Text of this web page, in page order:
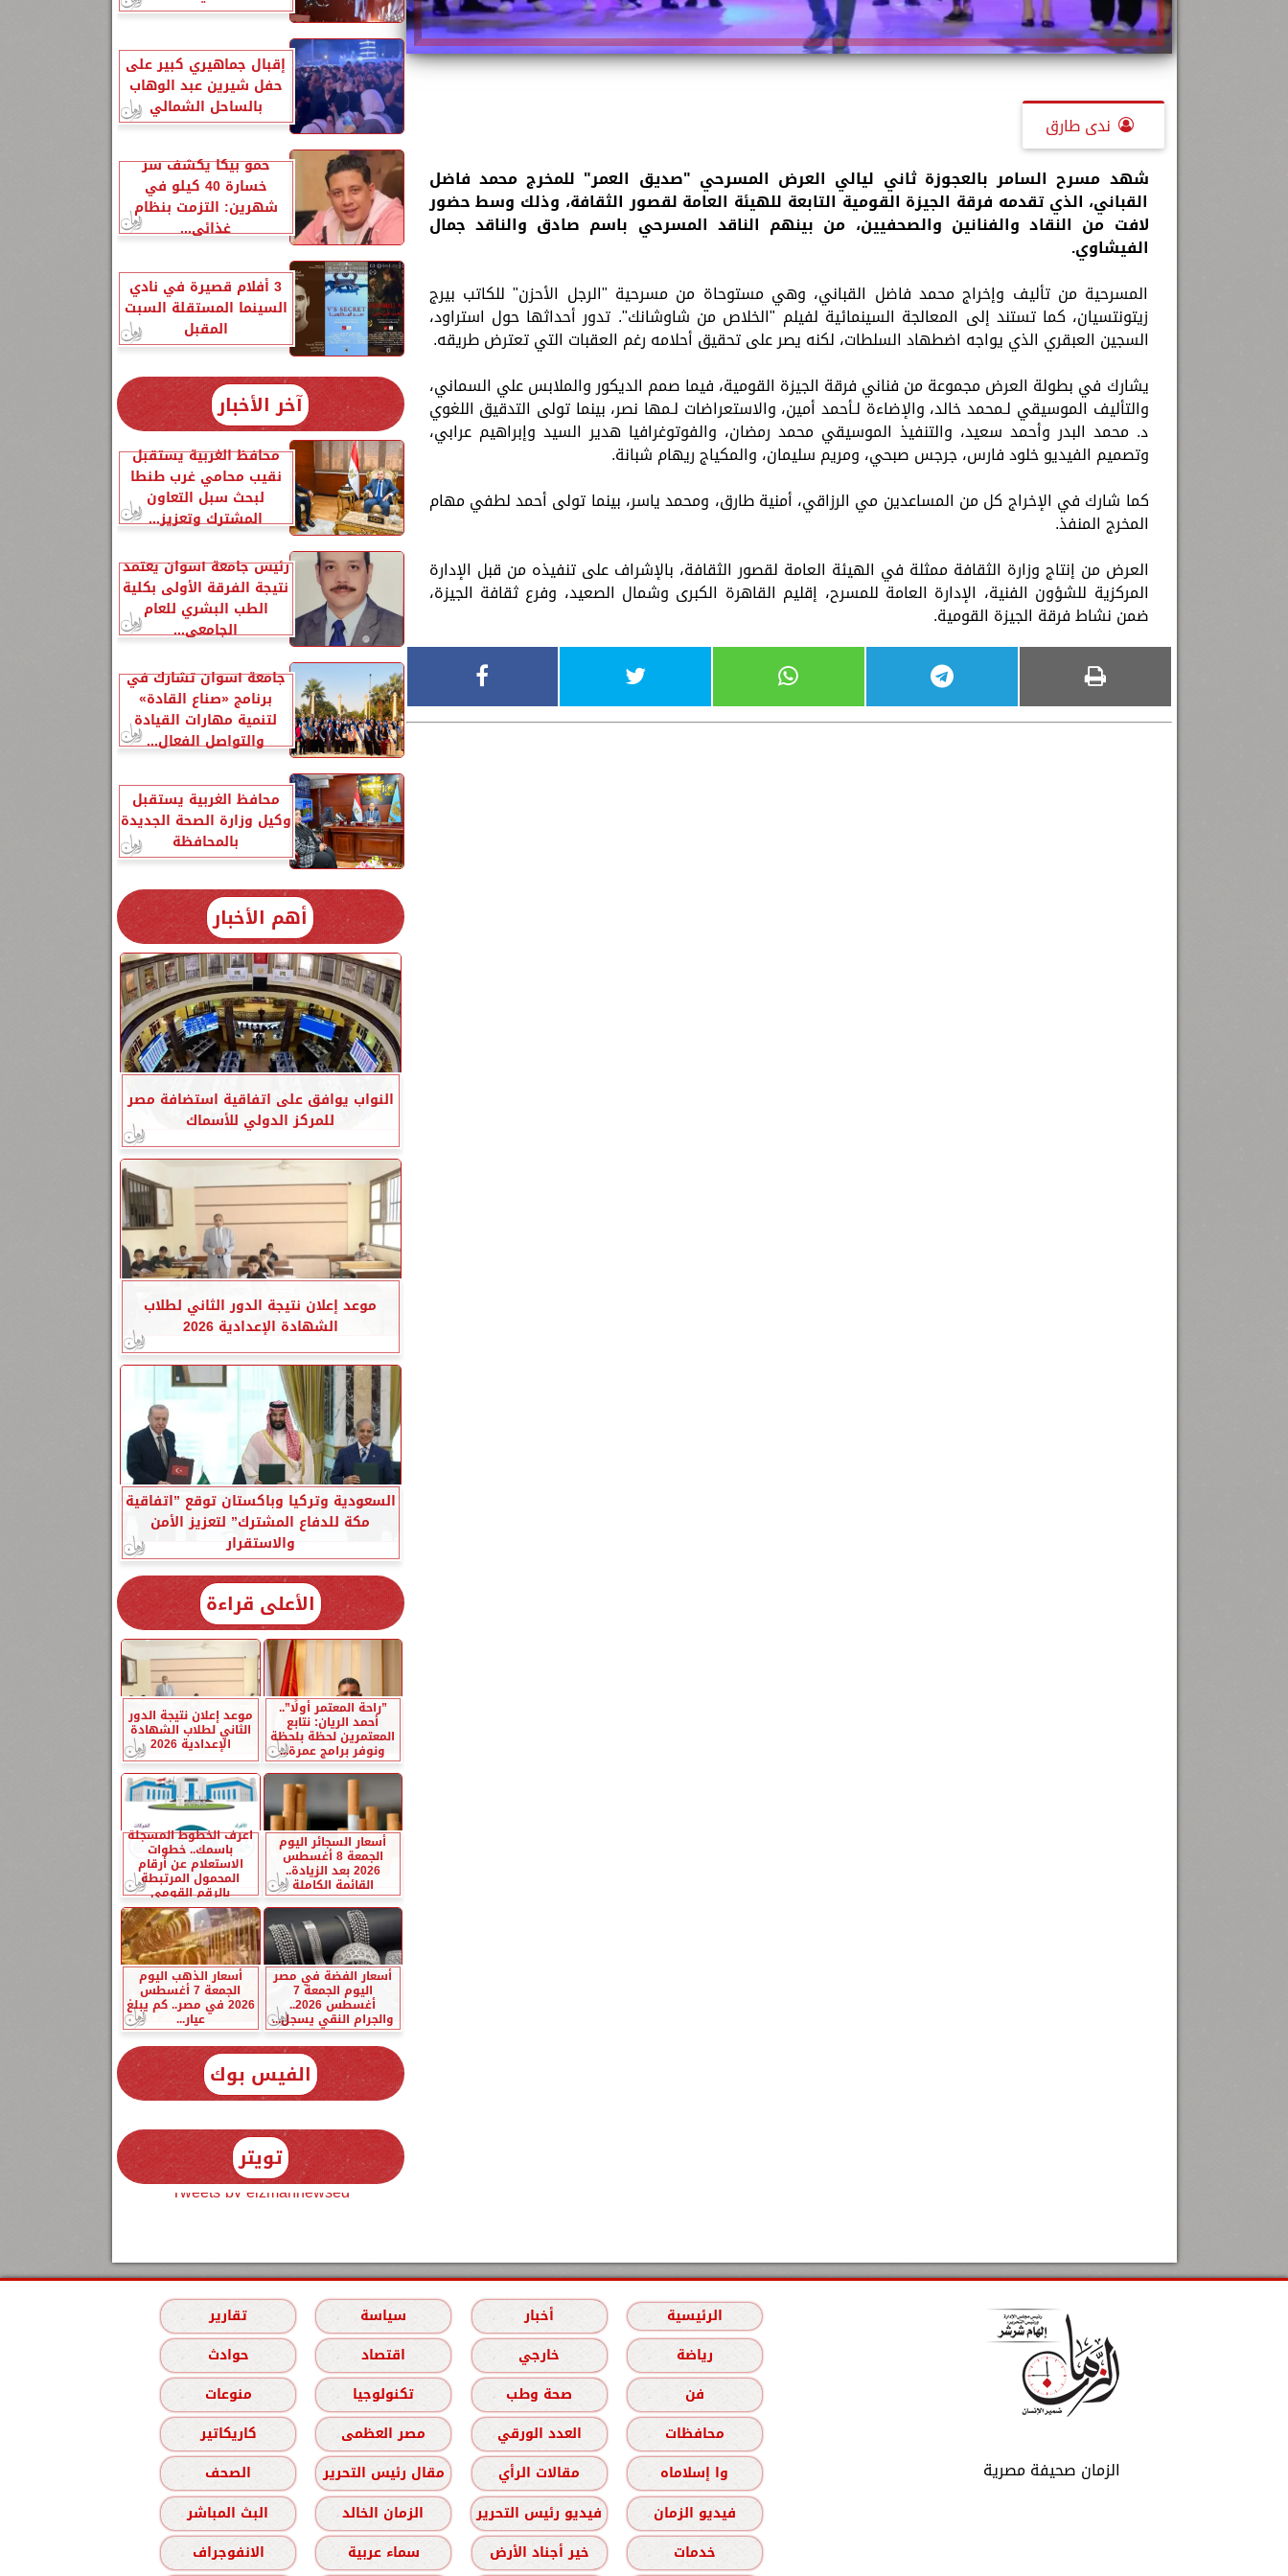
ندى طارق
شهد مسرح السامر بالعجوزة ثاني ليالي العرض المسرحي "صديق العمر" للمخرج محمد فاضل
القباني، الذي تقدمه فرقة الجيزة القومية التابعة للهيئة العامة لقصور الثقافة، وذلك وسط حضور
لافت من النقاد والفنانين والصحفيين، من بينهم الناقد المسرحي باسم صادق والناقد جمال
الفيشاوي.
المسرحية من تأليف وإخراج محمد فاضل القباني، وهي مستوحاة من مسرحية "الرجل الأحزن" للكاتب بيرج
زيتونتسيان، كما تستند إلى المعالجة السينمائية لفيلم "الخلاص من شاوشانك". تدور أحداثها حول استراود،
السجين العبقري الذي يواجه اضطهاد السلطات، لكنه يصر على تحقيق أحلامه رغم العقبات التي تعترض طريقه.
يشارك في بطولة العرض مجموعة من فناني فرقة الجيزة القومية، فيما صمم الديكور والملابس علي السماني،
والتأليف الموسيقي لـمحمد خالد، والإضاءة لـأحمد أمين، والاستعراضات لـمها نصر، بينما تولى التدقيق اللغوي
د. محمد البدر وأحمد سعيد، والتنفيذ الموسيقي محمد رمضان، والفوتوغرافيا هدير السيد وإبراهيم عرابي،
وتصميم الفيديو خلود فارس، جرجس صبحي، ومريم سليمان، والمكياج ريهام شبانة.
كما شارك في الإخراج كل من المساعدين مي الرزاقي، أمنية طارق، ومحمد ياسر، بينما تولى أحمد لطفي مهام
المخرج المنفذ.
العرض من إنتاج وزارة الثقافة ممثلة في الهيئة العامة لقصور الثقافة، بالإشراف على تنفيذه من قبل الإدارة
المركزية للشؤون الفنية، الإدارة العامة للمسرح، إقليم القاهرة الكبرى وشمال الصعيد، وفرع ثقافة الجيزة،
ضمن نشاط فرقة الجيزة القومية.
إقبال جماهيري كبير على
حفل شيرين عبد الوهاب
بالساحل الشمالي
حمو بيكا يكشف سر
خسارة 40 كيلو في
شهرين: التزمت بنظام
غذائي...
3 أفلام قصيرة في نادي
السينما المستقلة السبت
المقبل
آخر الأخبار
محافظ الغربية يستقبل
نقيب محامي غرب طنطا
لبحث سبل التعاون
المشترك وتعزيز...
رئيس جامعة أسوان يعتمد
نتيجة الفرقة الأولى بكلية
الطب البشري للعام
الجامعي...
جامعة أسوان تشارك في
برنامج «صناع القادة»
لتنمية مهارات القيادة
والتواصل الفعال...
محافظ الغربية يستقبل
وكيل وزارة الصحة الجديدة
بالمحافظة
أهم الأخبار
النواب يوافق على اتفاقية استضافة مصر
للمركز الدولي للأسماك
موعد إعلان نتيجة الدور الثاني لطلاب
الشهادة الإعدادية 2026
السعودية وتركيا وباكستان توقع ”اتفاقية
مكة للدفاع المشترك” لتعزيز الأمن
والاستقرار
الأعلى قراءة
”راحة المعتمر أولًا”..
أحمد الريان: نتابع
المعتمرين لحظة بلحظة
ونوفر برامج عمرة...
موعد إعلان نتيجة الدور
الثاني لطلاب الشهادة
الإعدادية 2026
أسعار السجائر اليوم
الجمعة 8 أغسطس
2026 بعد الزيادة..
القائمة الكاملة
اعرف الخطوط المسجلة
باسمك.. خطوات
الاستعلام عن أرقام
المحمول المرتبطة
بالرقم القومي
أسعار الفضة في مصر
اليوم الجمعة 7
أغسطس 2026..
والجرام النقي يسجل...
أسعار الذهب اليوم
الجمعة 7 أغسطس
2026 في مصر.. كم يبلغ
عيار...
الفيس بوك
تويتر
Tweets by elzmannewseg
الزمان صحيفة مصرية
الرئيسية أخبار سياسة
تقارير
رياضة
خارجي اقتصاد
حوادث
فن
صحة وطب تكنولوجيا
منوعات
محافظات
العدد الورقي مصر العظمى
كاريكاتير
وا إسلاماه
مقالات الرأي مقال رئيس التحرير
الصحف
فيديو الزمان
فيديو رئيس التحرير الزمان الخالد
البث المباشر
خدمات
خير أجناد الأرض سماء عربية الانفوجراف